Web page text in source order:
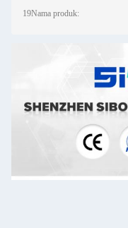
19Nama produk: